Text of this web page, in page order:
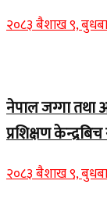
२०८३ बैशाख ९,
नेपाल जग्गा तथा
प्रशिक्षण
२०८३ बैशाख ९,